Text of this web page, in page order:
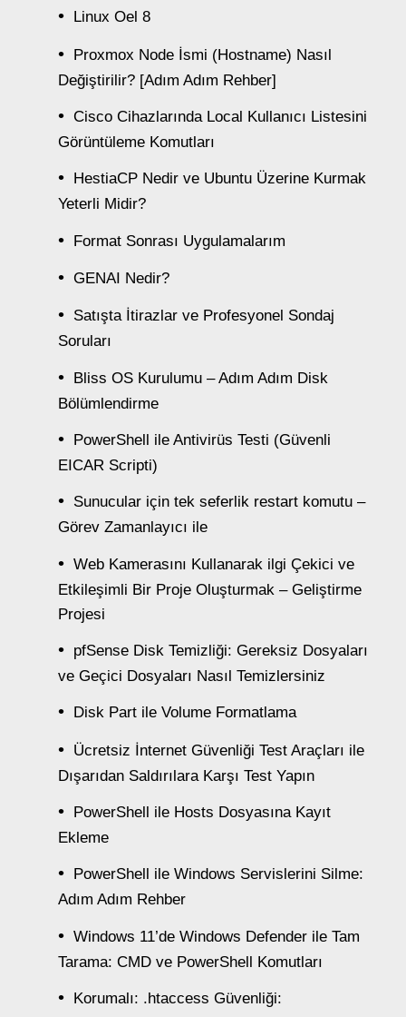
Linux Oel 8
Proxmox Node İsmi (Hostname) Nasıl
Değiştirilir? [Adım Adım Rehber]
Cisco Cihazlarında Local Kullanıcı Listesini
Görüntüleme Komutları
HestiaCP Nedir ve Ubuntu Üzerine Kurmak
Yeterli Midir?
Format Sonrası Uygulamalarım
GENAI Nedir?
Satışta İtirazlar ve Profesyonel Sondaj
Soruları
Bliss OS Kurulumu – Adım Adım Disk
Bölümlendirme
PowerShell ile Antivirüs Testi (Güvenli
EICAR Scripti)
Sunucular için tek seferlik restart komutu –
Görev Zamanlayıcı ile
Web Kamerasını Kullanarak ilgi Çekici ve
Etkileşimli Bir Proje Oluşturmak – Geliştirme
Projesi
pfSense Disk Temizliği: Gereksiz Dosyaları
ve Geçici Dosyaları Nasıl Temizlersiniz
Disk Part ile Volume Formatlama
Ücretsiz İnternet Güvenliği Test Araçları ile
Dışarıdan Saldırılara Karşı Test Yapın
PowerShell ile Hosts Dosyasına Kayıt
Ekleme
PowerShell ile Windows Servislerini Silme:
Adım Adım Rehber
Windows 11’de Windows Defender ile Tam
Tarama: CMD ve PowerShell Komutları
Korumalı: .htaccess Güvenliği: